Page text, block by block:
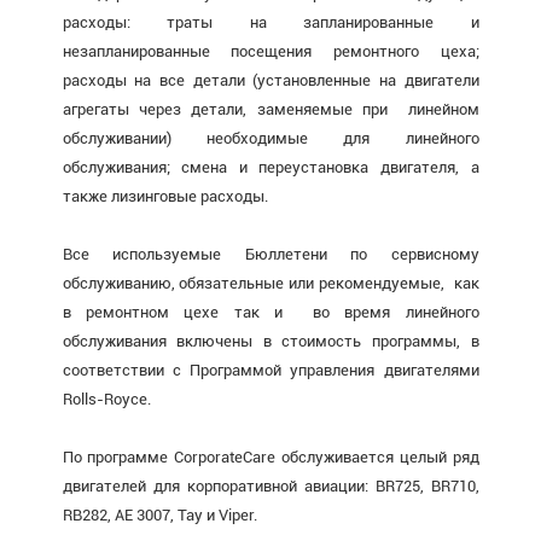
расходы: траты на запланированные и
незапланированные посещения ремонтного цеха;
расходы на все детали (установленные на двигатели
агрегаты через детали, заменяемые при линейном
обслуживании) необходимые для линейного
обслуживания; смена и переустановка двигателя, а
также лизинговые расходы.
Все используемые Бюллетени по сервисному
обслуживанию, обязательные или рекомендуемые, как
в ремонтном цехе так и во время линейного
обслуживания включены в стоимость программы, в
соответствии с Программой управления двигателями
Rolls-Royce.
По программе CorporateCare обслуживается целый ряд
двигателей для корпоративной авиации: BR725, BR710,
RB282, AE 3007, Tay и Viper.